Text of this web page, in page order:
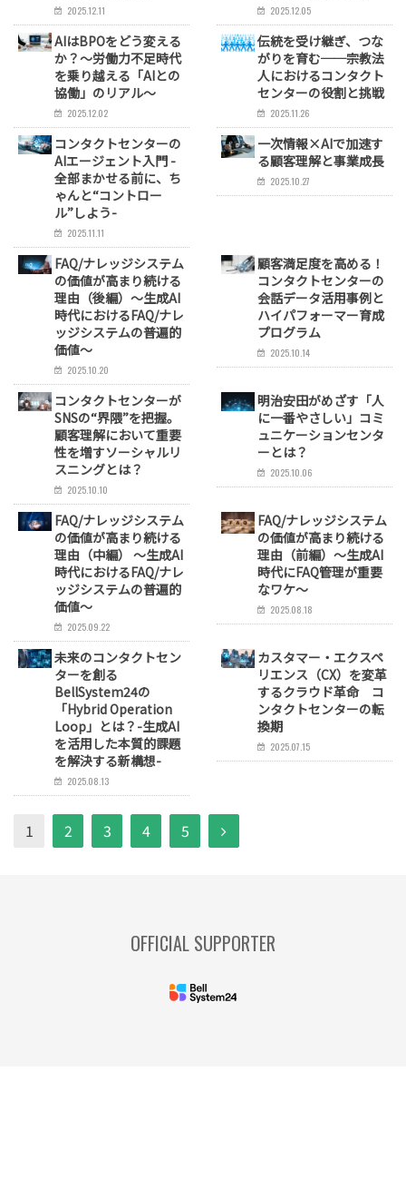
2025.12.11 2025.12.05
AIはBPOをどう変える
か？〜労働力不足時代
を乗り越える「AIとの
協働」のリアル〜
2025.12.02
伝統を受け継ぎ、つな
がりを育む──宗教法
人におけるコンタクト
センターの役割と挑戦
2025.11.26
コンタクトセンターの
AIエージェント入門 -
全部まかせる前に、ち
ゃんと“コントロー
ル”しよう-
2025.11.11
一次情報×AIで加速す
る顧客理解と事業成長
2025.10.27
FAQ/ナレッジシステム
の価値が高まり続ける
理由（後編）～生成AI
時代におけるFAQ/ナレ
ッジシステムの普遍的
価値～
2025.10.20
顧客満足度を高める！
コンタクトセンターの
会話データ活用事例と
ハイパフォーマー育成
プログラム
2025.10.14
コンタクトセンターが
SNSの“界隈”を把握。
顧客理解において重要
性を増すソーシャルリ
スニングとは？
2025.10.10
明治安田がめざす「人
に一番やさしい」コミ
ュニケーションセンタ
ーとは？
2025.10.06
FAQ/ナレッジシステム
の価値が高まり続ける
理由（中編） ～生成AI
時代におけるFAQ/ナレ
ッジシステムの普遍的
価値～
2025.09.22
FAQ/ナレッジシステム
の価値が高まり続ける
理由（前編）～生成AI
時代にFAQ管理が重要
なワケ～
2025.08.18
未来のコンタクトセン
ターを創る
BellSystem24の
「Hybrid Operation
Loop」とは？-生成AI
を活用した本質的課題
を解決する新構想-
2025.08.13
カスタマー・エクスペ
リエンス（CX）を変革
するクラウド革命 コ
ンタクトセンターの転
換期
2025.07.15
1 2 3 4 5
OFFICIAL SUPPORTER